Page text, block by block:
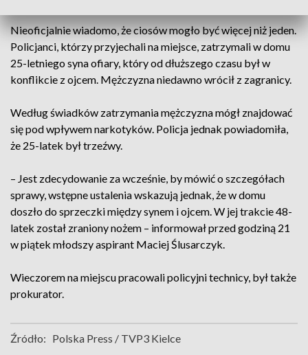
Nieoficjalnie wiadomo, że ciosów mogło być więcej niż jeden.
Policjanci, którzy przyjechali na miejsce, zatrzymali w domu
25-letniego syna ofiary, który od dłuższego czasu był w
konflikcie z ojcem. Mężczyzna niedawno wrócił z zagranicy.
Według świadków zatrzymania mężczyzna mógł znajdować
się pod wpływem narkotyków. Policja jednak powiadomiła,
że 25-latek był trzeźwy.
– Jest zdecydowanie za wcześnie, by mówić o szczegółach
sprawy, wstępne ustalenia wskazują jednak, że w domu
doszło do sprzeczki między synem i ojcem. W jej trakcie 48-
latek został zraniony nożem – informował przed godziną 21
w piątek młodszy aspirant Maciej Ślusarczyk.
Wieczorem na miejscu pracowali policyjni technicy, był także
prokurator.
Źródło: Polska Press / TVP3 Kielce